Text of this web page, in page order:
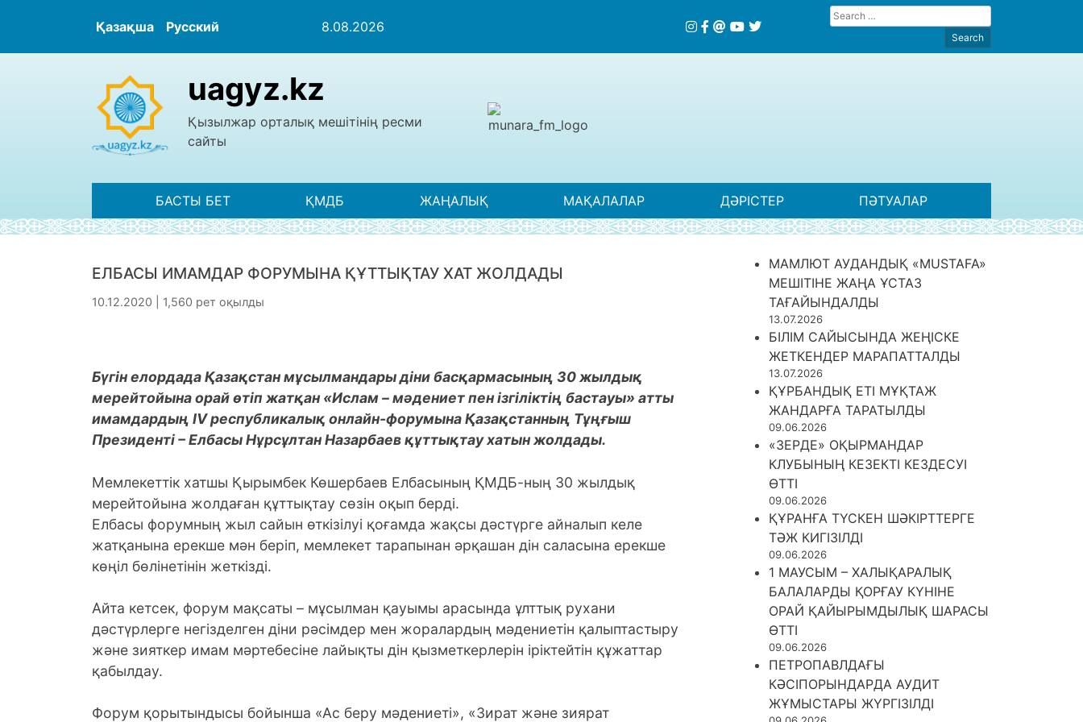
Қазақша Русский 8.08.2026
uagyz.kz
Қызылжар орталық мешітінің ресми
сайты
БАСТЫ БЕТ ҚМДБ ЖАҢАЛЫҚ МАҚАЛАЛАР ДӘРІСТЕР ПӘТУАЛАР
ЕЛБАСЫ ИМАМДАР ФОРУМЫНА ҚҰТТЫҚТАУ ХАТ ЖОЛДАДЫ
10.12.2020 | 1,560 рет оқылды
Бүгін елордада Қазақстан мұсылмандары діни басқармасының 30 жылдық
мерейтойына орай өтіп жатқан «Ислам – мәдениет пен ізгіліктің бастауы» атты
имамдардың IV республикалық онлайн-форумына Қазақстанның Тұңғыш
Президенті – Елбасы Нұрсұлтан Назарбаев құттықтау хатын жолдады.
Мемлекеттік хатшы Қырымбек Көшербаев Елбасының ҚМДБ-ның 30 жылдық
мерейтойына жолдаған құттықтау сөзін оқып берді.
Елбасы форумның жыл сайын өткізілуі қоғамда жақсы дәстүрге айналып келе
жатқанына ерекше мән беріп, мемлекет тарапынан әрқашан дін саласына ерекше
көңіл бөлінетінін жеткізді.
Айта кетсек, форум мақсаты – мұсылман қауымы арасында ұлттық рухани
дәстүрлерге негізделген діни рәсімдер мен жоралардың мәдениетін қалыптастыру
және зияткер имам мәртебесіне лайықты дін қызметкерлерін іріктейтін құжаттар
қабылдау.
Форум қорытындысы бойынша «Ас беру мәдениеті», «Зират және зиярат
МАМЛЮТ АУДАНДЫҚ «MUSTAFA»
МЕШІТІНЕ ЖАҢА ҰСТАЗ
ТАҒАЙЫНДАЛДЫ
13.07.2026
БІЛІМ САЙЫСЫНДА ЖЕҢІСКЕ
ЖЕТКЕНДЕР МАРАПАТТАЛДЫ
13.07.2026
ҚҰРБАНДЫҚ ЕТІ МҰҚТАЖ
ЖАНДАРҒА ТАРАТЫЛДЫ
09.06.2026
«ЗЕРДЕ» ОҚЫРМАНДАР
КЛУБЫНЫҢ КЕЗЕКТІ КЕЗДЕСУІ
ӨТТІ
09.06.2026
ҚҰРАНҒА ТҮСКЕН ШӘКІРТТЕРГЕ
ТӘЖ КИГІЗІЛДІ
09.06.2026
1 МАУСЫМ – ХАЛЫҚАРАЛЫҚ
БАЛАЛАРДЫ ҚОРҒАУ КҮНІНЕ
ОРАЙ ҚАЙЫРЫМДЫЛЫҚ ШАРАСЫ
ӨТТІ
09.06.2026
ПЕТРОПАВЛДАҒЫ
КӘСІПОРЫНДАРДА АУДИТ
ЖҰМЫСТАРЫ ЖҮРГІЗІЛДІ